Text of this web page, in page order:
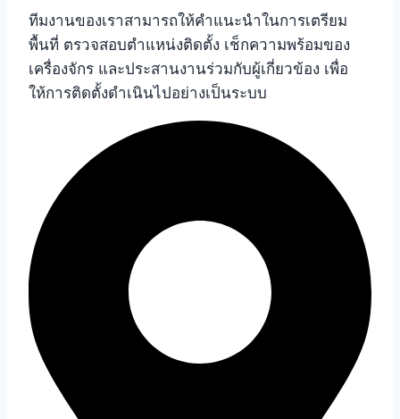
ทีมงานของเราสามารถให้คำแนะนำในการเตรียม
พื้นที่ ตรวจสอบตำแหน่งติดตั้ง เช็กความพร้อมของ
เครื่องจักร และประสานงานร่วมกับผู้เกี่ยวข้อง เพื่อ
ให้การติดตั้งดำเนินไปอย่างเป็นระบบ